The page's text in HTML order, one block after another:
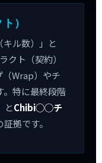
）
ル数）」と
クト（契約）
（Wrap）やチ
。特に最終段階
とChibi◯◯チ
拠です。